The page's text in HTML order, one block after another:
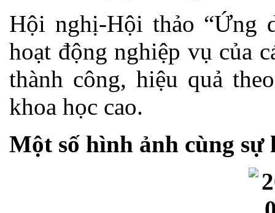
Hội nghị-Hội thảo “Ứng
hoạt động nghiệp vụ của
thành công, hiệu quả
khoa học cao.
Một số hình ảnh cùng sự